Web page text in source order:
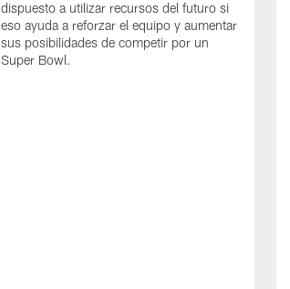
dispuesto a utilizar recursos del futuro si
eso ayuda a reforzar el equipo y aumentar
sus posibilidades de competir por un
Super Bowl.